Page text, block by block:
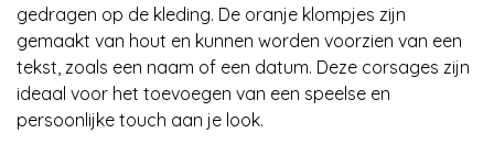
gedragen op de kleding. De oranje klompjes zijn
gemaakt van hout en kunnen worden voorzien van een
tekst, zoals een naam of een datum. Deze corsages zijn
ideaal voor het toevoegen van een speelse en
persoonlijke touch aan je look.